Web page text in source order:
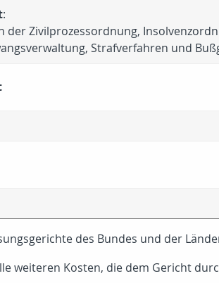
:
der Zivilprozessordnung,
Strafverfahren und
des Bundes und der
weiteren Kosten, die dem Gericht